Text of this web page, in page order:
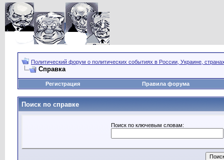
Политический форум о политических событиях в России, Украине,
Справка
Регистрация Правила форума
Поиск по справке
Поиск по ключевым словам: